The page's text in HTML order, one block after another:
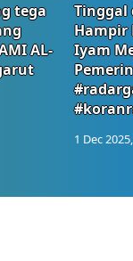
tega
AL-
Tinggal
Hampir
Iyam
1 Dec